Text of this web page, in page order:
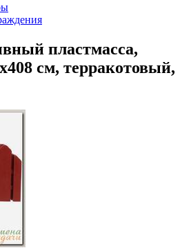
пластмасса,
см, терракотовый,